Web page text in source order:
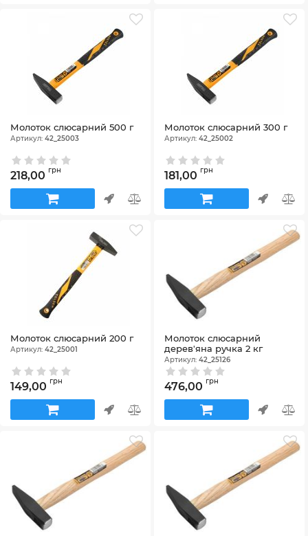
Молоток слюсарний 500 г
Артикул: 42_25003
218,00 грн
Молоток слюсарний 300 г
Артикул: 42_25002
181,00 грн
Молоток слюсарний 200 г
Артикул: 42_25001
149,00 грн
Молоток слюсарний
дерев'яна ручка 2 кг
Артикул: 42_25126
476,00 грн